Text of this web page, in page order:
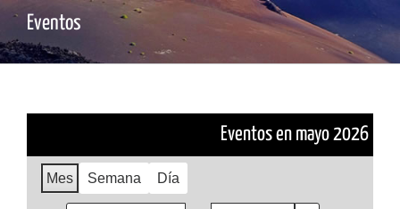
Eventos
Eventos en mayo 2026
Mes Semana Día